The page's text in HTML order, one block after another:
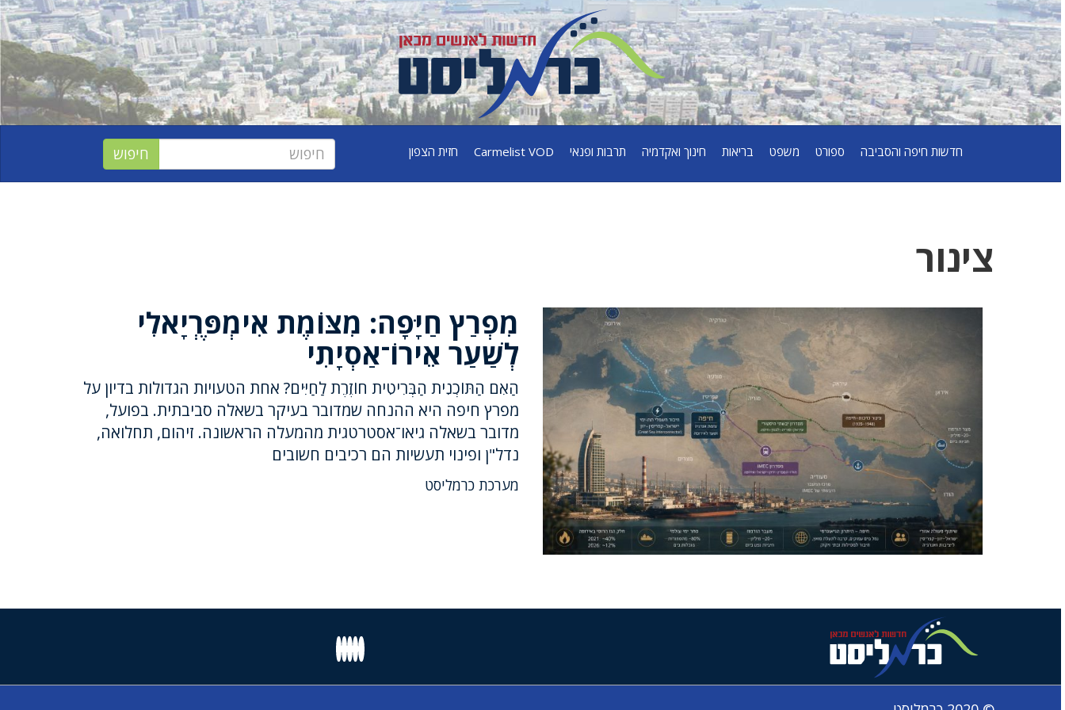
חדשות חיפה והסביבה ספורט משפט בריאות חינוך ואקדמיה תרבות ופנאי Carmelist VOD חזית הצפון
צינור
מִפְרַץ חַיָּפָה: מִצּוֹמֶת אִימְפֶּרְיָאלִי
לְשַׁעַר אֵירוֹ־אַסְיָתִי
הַאִם הַתּוֹכְנִית הַבְּרִיטִית חוֹזֶרֶת לַחַיִּים? אחת הטעויות הגדולות בדיון על
מפרץ חיפה היא ההנחה שמדובר בעיקר בשאלה סביבתית. בפועל,
מדובר בשאלה גיאו־אסטרטגית מהמעלה הראשונה. זיהום, תחלואה,
נדל"ן ופינוי תעשיות הם רכיבים חשובים
מערכת כרמליסט